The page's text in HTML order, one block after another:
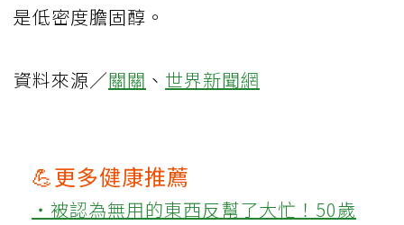
是低密度膽固醇。
資料來源／關關 、 世界新聞網
💪更多健康推薦
‧被認為無用的東西反幫了大忙！50歲